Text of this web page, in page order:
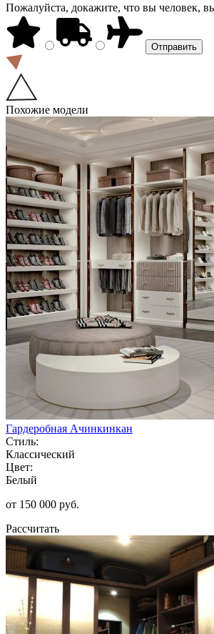
Пожалуйста, докажите, что вы человек,
Похожие модели
Гардеробная Ачинкинкан
Стиль:
Классический
Цвет:
Белый
от 150 000 руб.
Рассчитать